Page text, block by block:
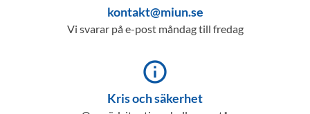
kontakt@miun.se
Vi svarar på e-post måndag till fredag
info_outline
Kris och säkerhet